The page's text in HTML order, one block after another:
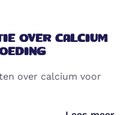
OVER CALCIUM
over calcium voor